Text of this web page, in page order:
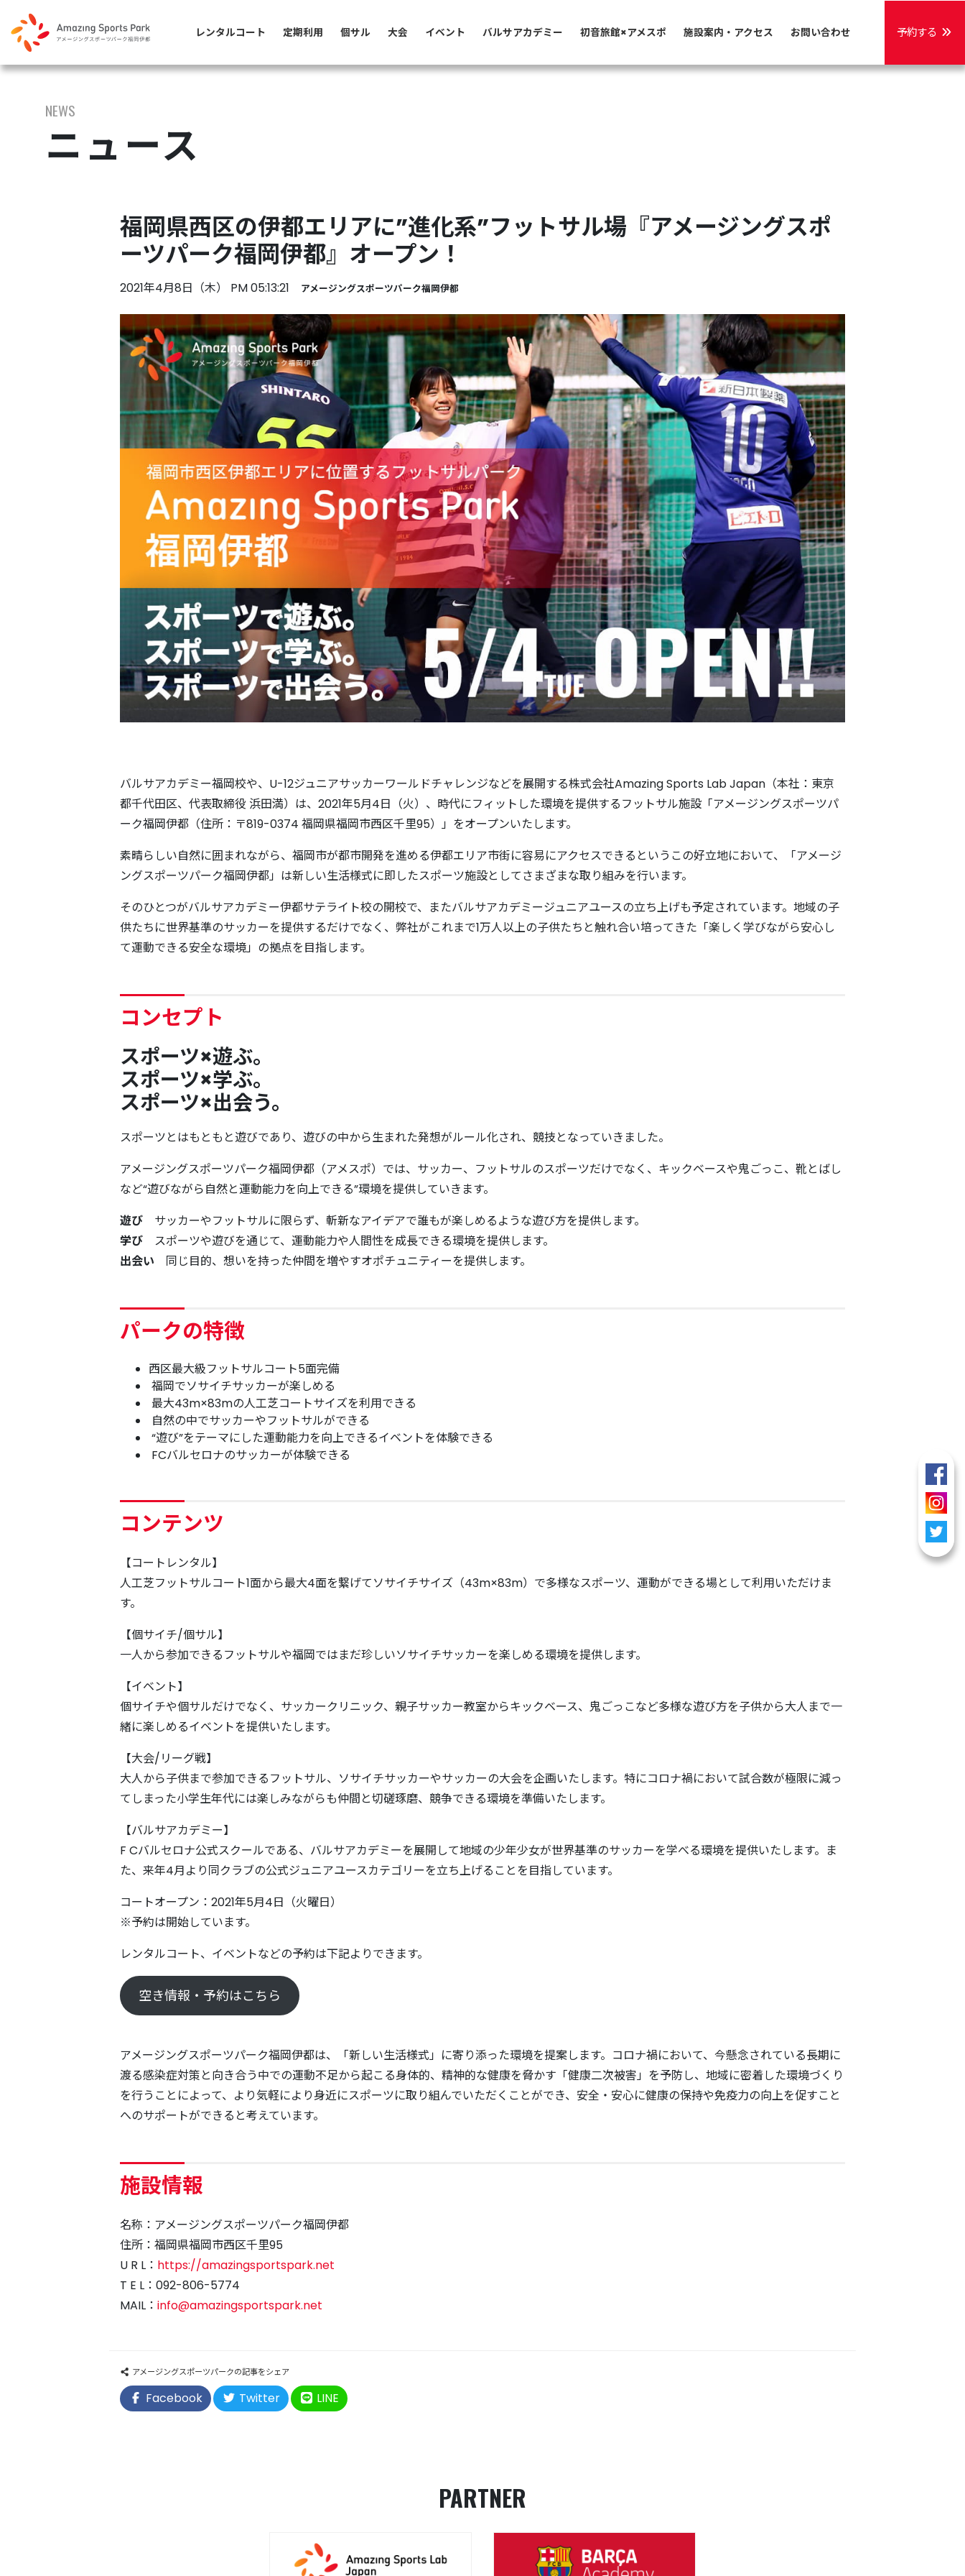
レンタルコート 定期利用 個サル 大会 イベント バルサアカデミー 初音旅館×アメスポ 施設案内・アクセス お問い合わせ 予約する
NEWS
ニュース
福岡県西区の伊都エリアに”進化系”フットサル場『アメージングスポ
ーツパーク福岡伊都』オープン！
2021年4月8日（木） PM 05:13:21 アメージングスポーツパーク福岡伊都
バルサアカデミー福岡校や、U-12ジュニアサッカーワールドチャレンジなどを展開する株式会社Amazing Sports Lab Japan（本社：東京
都千代田区、代表取締役 浜田満）は、2021年5月4日（火）、時代にフィットした環境を提供するフットサル施設「アメージングスポーツパ
ーク福岡伊都（住所：〒819-0374 福岡県福岡市西区千里95）」をオープンいたします。
素晴らしい自然に囲まれながら、福岡市が都市開発を進める伊都エリア市街に容易にアクセスできるというこの好立地において、「アメージ
ングスポーツパーク福岡伊都」は新しい生活様式に即したスポーツ施設としてさまざまな取り組みを行います。
そのひとつがバルサアカデミー伊都サテライト校の開校で、またバルサアカデミージュニアユースの立ち上げも予定されています。地域の子
供たちに世界基準のサッカーを提供するだけでなく、弊社がこれまで1万人以上の子供たちと触れ合い培ってきた「楽しく学びながら安心し
て運動できる安全な環境」の拠点を目指します。
コンセプト
スポーツ×遊ぶ。
スポーツ×学ぶ。
スポーツ×出会う。
スポーツとはもともと遊びであり、遊びの中から生まれた発想がルール化され、競技となっていきました。
アメージングスポーツパーク福岡伊都（アメスポ）では、サッカー、フットサルのスポーツだけでなく、キックベースや鬼ごっこ、靴とばし
など“遊びながら自然と運動能力を向上できる”環境を提供していきます。
遊び サッカーやフットサルに限らず、斬新なアイデアで誰もが楽しめるような遊び方を提供します。
学び スポーツや遊びを通じて、運動能力や人間性を成⻑できる環境を提供します。
出会い 同じ目的、想いを持った仲間を増やすオポチュニティーを提供します。
パークの特徴
西区最大級フットサルコート5面完備
福岡でソサイチサッカーが楽しめる
最大43m×83mの人工芝コートサイズを利用できる
⾃然の中でサッカーやフットサルができる
“遊び”をテーマにした運動能力を向上できるイベントを体験できる
FCバルセロナのサッカーが体験できる
コンテンツ
【コートレンタル】
人工芝フットサルコート1面から最大4面を繋げてソサイチサイズ（43m×83m）で多様なスポーツ、運動ができる場として利用いただけま
す。
【個サイチ/個サル】
一人から参加できるフットサルや福岡ではまだ珍しいソサイチサッカーを楽しめる環境を提供します。
【イベント】
個サイチや個サルだけでなく、サッカークリニック、親子サッカー教室からキックベース、鬼ごっこなど多様な遊び方を子供から大人まで一
緒に楽しめるイベントを提供いたします。
【大会/リーグ戦】
大人から子供まで参加できるフットサル、ソサイチサッカーやサッカーの大会を企画いたします。特にコロナ禍において試合数が極限に減っ
てしまった小学生年代には楽しみながらも仲間と切磋琢磨、競争できる環境を準備いたします。
【バルサアカデミー】
F Cバルセロナ公式スクールである、バルサアカデミーを展開して地域の少年少女が世界基準のサッカーを学べる環境を提供いたします。ま
た、来年4月より同クラブの公式ジュニアユースカテゴリーを立ち上げることを目指しています。
コートオープン：2021年5月4日（火曜日）
※予約は開始しています。
レンタルコート、イベントなどの予約は下記よりできます。
空き情報・予約はこちら
アメージングスポーツパーク福岡伊都は、「新しい生活様式」に寄り添った環境を提案します。コロナ禍において、今懸念されている長期に
渡る感染症対策と向き合う中での運動不足から起こる身体的、精神的な健康を脅かす「健康二次被害」を予防し、地域に密着した環境づくり
を行うことによって、より気軽により身近にスポーツに取り組んでいただくことができ、安全・安心に健康の保持や免疫力の向上を促すこと
へのサポートができると考えています。
施設情報
名称：アメージングスポーツパーク福岡伊都
住所：福岡県福岡市西区千里95
U R L： https://amazingsportspark.net
T E L：092-806-5774
MAIL： info@amazingsportspark.net
アメージングスポーツパークの記事をシェア
Facebook Twitter LINE
PARTNER